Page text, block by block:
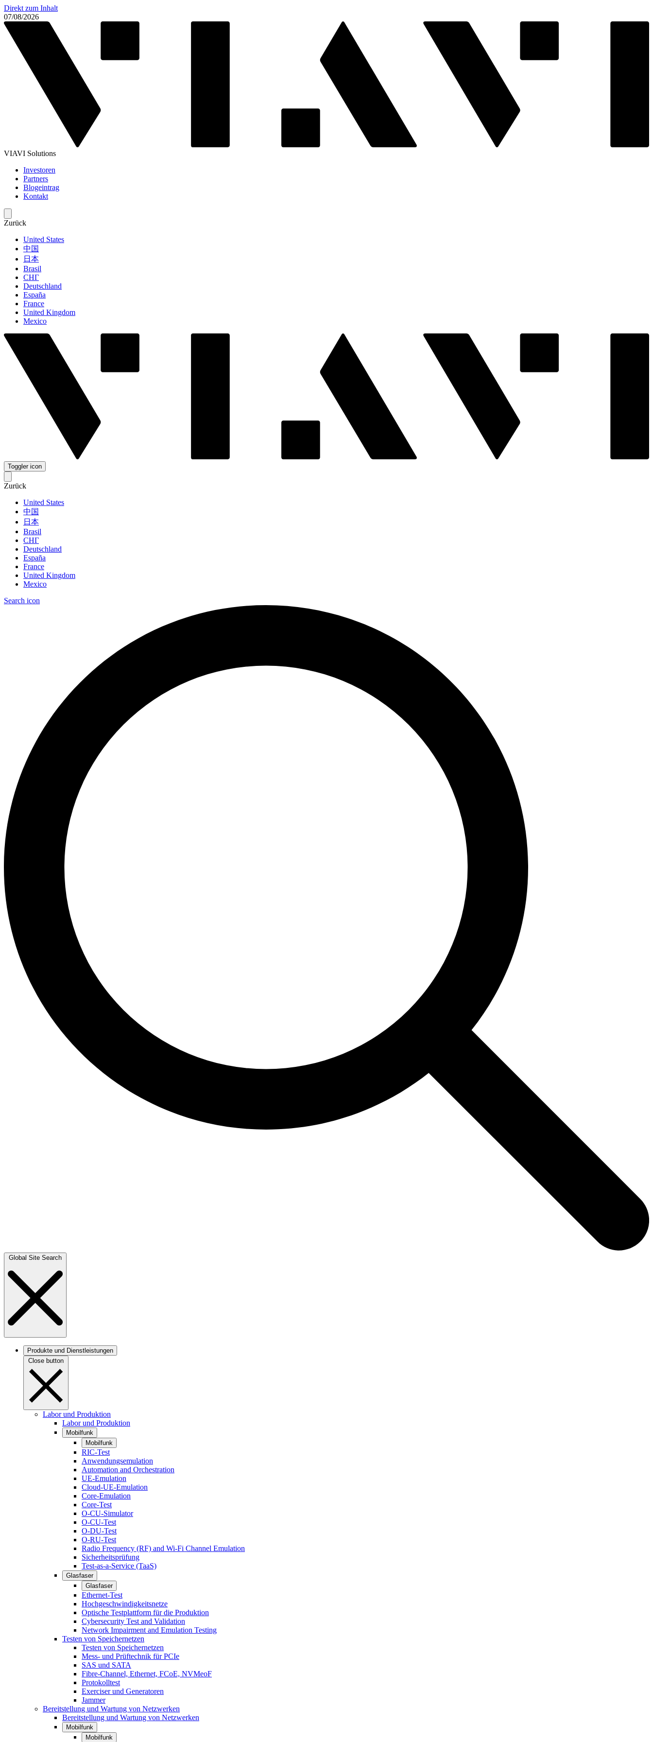
Direkt zum Inhalt
07/08/2026
VIAVI Solutions
Investoren
Partners
Blogeintrag
Kontakt
Zurück
United States
中国
日本
Brasil
СНГ
Deutschland
España
France
United Kingdom
Mexico
Toggler icon
Zurück
United States
中国
日本
Brasil
СНГ
Deutschland
España
France
United Kingdom
Mexico
Search icon
Global Site Search
Produkte und Dienstleistungen
Close button
Labor und Produktion
Labor und Produktion
Mobilfunk
Mobilfunk
RIC-Test
Anwendungsemulation
Automation and Orchestration
UE-Emulation
Cloud-UE-Emulation
Core-Emulation
Core-Test
O-CU-Simulator
O-CU-Test
O-DU-Test
O-RU-Test
Radio Frequency (RF) and Wi-Fi Channel Emulation
Sicherheitsprüfung
Test-as-a-Service (TaaS)
Glasfaser
Glasfaser
Ethernet-Test
Hochgeschwindigkeitsnetze
Optische Testplattform für die Produktion
Cybersecurity Test and Validation
Network Impairment and Emulation Testing
Testen von Speichernetzen
Testen von Speichernetzen
Mess- und Prüftechnik für PCIe
SAS und SATA
Fibre-Channel, Ethernet, FCoE, NVMeoF
Protokolltest
Exerciser und Generatoren
Jammer
Bereitstellung und Wartung von Netzwerken
Bereitstellung und Wartung von Netzwerken
Mobilfunk
Mobilfunk